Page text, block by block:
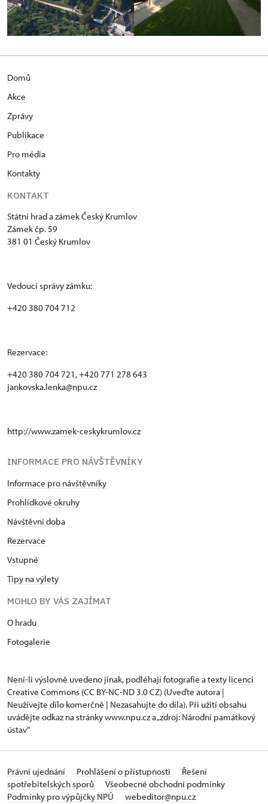
Domů
Akce
Zprávy
Publikace
Pro média
Kontakty
KONTAKT
Státní hrad a zámek Český Krumlov
Zámek čp. 59
381 01 Český Krumlov
Vedoucí správy zámku:
+420 380 704 712
Rezervace:
+420 380 704 721, +420 771 278 643
jankovska.lenka@npu.cz
http://www.zamek-ceskykrumlov.cz
INFORMACE PRO NÁVŠTĚVNÍKY
Informace pro návštěvníky
Prohlídkové okruhy
Návštěvní doba
Rezervace
Vstupné
Tipy na výlety
MOHLO BY VÁS ZAJÍMAT
O hradu
Fotogalerie
Není-li výslovně uvedeno jinak, podléhají fotografie a texty licenci
Creative Commons (CC BY-NC-ND 3.0 CZ) (Uveďte autora |
Neužívejte dílo komerčně | Nezasahujte do díla). Při užití obsahu
uvádějte odkaz na stránky www.npu.cz a „zdroj: Národní památkový
ústav“
Právní ujednání Prohlášení o přístupnosti
Řešení
spotřebitelských sporů
Všeobecné obchodní podmínky
Podmínky pro výpůjčky NPÚ
webeditor@npu.cz